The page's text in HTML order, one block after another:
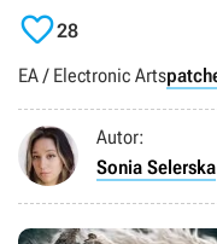
28
EA / Electronic Arts
Autor:
Sonia Selerska